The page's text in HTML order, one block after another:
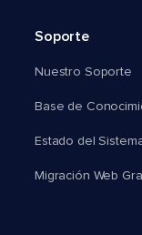
Soporte
Nuestro Soporte
Base de
Estado del
Migración Web